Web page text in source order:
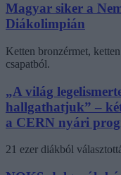
Magyar siker a
Diákolimpián
Ketten bronzérmet,
csapatból.
„A világ
hallgathatjuk” –
a CERN nyári
21 ezer diákból